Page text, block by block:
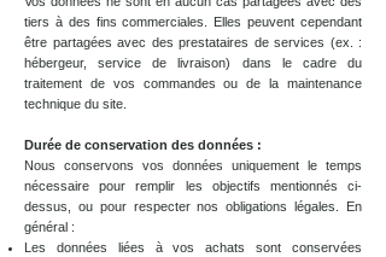
tiers à des fins commerciales. Elles peuvent cependant
être partagées avec des prestataires de services (ex. :
hébergeur, service de livraison) dans le cadre du
traitement de vos commandes ou de la maintenance
technique du site.
Durée de conservation des données :
Nous conservons vos données uniquement le temps
nécessaire pour remplir les objectifs mentionnés ci-
dessus, ou pour respecter nos obligations légales. En
général :
Les données liées à vos achats sont conservées